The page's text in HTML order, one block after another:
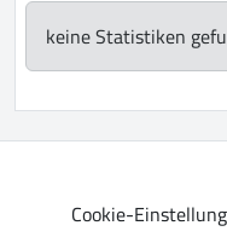
keine Statistiken
Cookie-